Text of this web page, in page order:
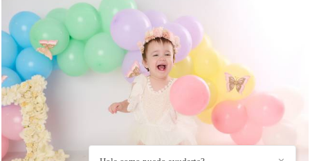
734 0